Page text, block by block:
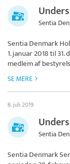
Sentia
Sentia Denmark
1. januar 2018 til
medlem af
SE MERE
8. juli 2019
Sentia
Sentia Denmark